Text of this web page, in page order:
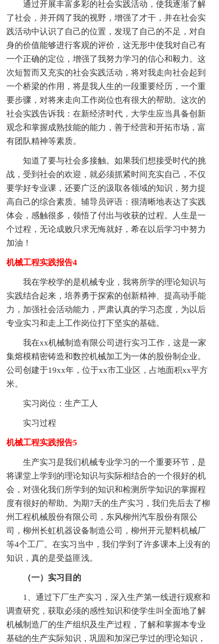
通过开展丰富多彩的社会实践活动，使我逐渐了解
了社会，并开阔了我的视野，增强了才干，并在社会实
践活动中认识了自己的位置，发现了自己的不足，对自
身的价值能够进行客观的评价，这无形中使我对自己有
一个正确的定位，增强了我努力学习的信心和毅力。这
次短暂而又充实的社会实践活动，将对我走向社会起到
一个桥梁的作用，将是我人生的一段重要经历，一个重
要步骤，对将来走向工作岗位也有很大的帮助。这次的
社会实践告诉我：在新经济时代，大学生应当具备创新
观念和掌握成熟技能的能力，善于经营和开拓市场，富
有团队精神等素质。
知道了要与社会多接触。如果我们想接受时代的挑
战，受到社会的欢迎，就必须抓紧时间充实自己，不仅
要学好专业课，还要广泛的汲取各领域的知识，努力提
高自己的综合素质。辅导员评语：很清晰地表达了实践
体会，感触很多，领悟了付出与收获的过程。人生是一
个过程，无论成败只求无悔就好，希在以后学习中努力
加油！
机械工程实践报告4
我在学校学的是机械专业，我将所学的理论知识与
实践结合起来，培养勇于探索的创新精神、提高动手能
力，加强社会活动能力，严肃认真的学习态度，为以后
专业实习和走上工作岗位打下坚实的基础。
我在xx机械制造有限公司进行实习工作，这是一家
集熔模精密铸造和数控机械加工为一体的股份制企业。
公司创建于19xx年，位于xx市工业区，占地面积xx平方
米。
实习岗位：生产工人
实习过程
机械工程实践报告5
生产实习是我们机械专业学习的一个重要环节，是
将课堂上学到的理论知识与实际相结合的一个很好的机
会，对强化我们所学到的知识和检测所学知识的掌握程
度有很好的帮助。为期7天的生产实习，我们先后去了柳
州工程机械股份有限公司，东风柳州汽车股份有限公
司，柳州长虹机器设备制造公司，柳州开元塑料机械厂
等4个工厂。在实习当中，我们学到了许多课本上没有的
知识，真的是受益匪浅。
（一）实习目的
1、通过下厂生产实习，深入生产第一线进行观察和
调查研究，获取必须的感性知识和使学生叫全面地了解
机械制造厂的生产组织及生产过程，了解和掌握本专业
基础的生产实际知识，巩固和加深已学过的理论知识，